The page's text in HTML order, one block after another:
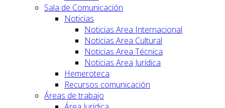
Sala de Comunicación
Noticias
Noticias Area Internacional
Noticias Area Cultural
Noticias Area Técnica
Noticias Area Jurídica
Hemeroteca
Recursos comunicación
Áreas de trabajo